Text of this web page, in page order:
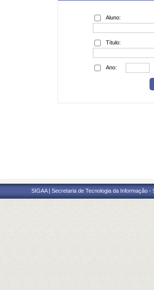
Aluno:
Título:
Ano:
SIGAA | Secretaria de Tecnologia da Informação